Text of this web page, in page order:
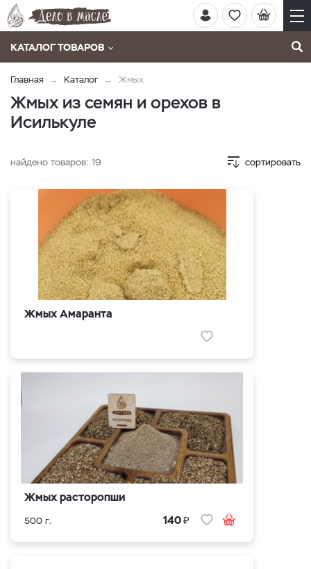
КАТАЛОГ ТОВАРОВ
Главная Каталог Жмых
Жмых из семян и орехов в
Исилькуле
найдено товаров: 19 сортировать
Жмых Амаранта
Жмых расторопши
500 г. 140₽